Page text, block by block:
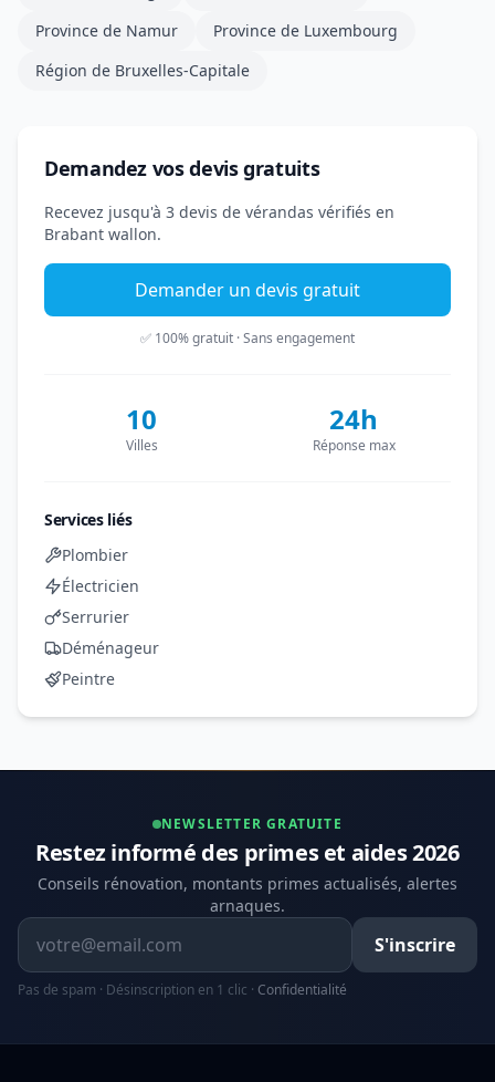
Province de Namur
Province de Luxembourg
Région de Bruxelles-Capitale
Demandez vos devis gratuits
Recevez jusqu'à 3 devis de vérandas vérifiés en
Brabant wallon.
Demander un devis gratuit
✅ 100% gratuit · Sans engagement
10
Villes
24h
Réponse max
Services liés
Plombier
Électricien
Serrurier
Déménageur
Peintre
NEWSLETTER GRATUITE
Restez informé des primes et aides 2026
Conseils rénovation, montants primes actualisés, alertes
arnaques.
Adresse email
S'inscrire
Pas de spam · Désinscription en 1 clic · Confidentialité